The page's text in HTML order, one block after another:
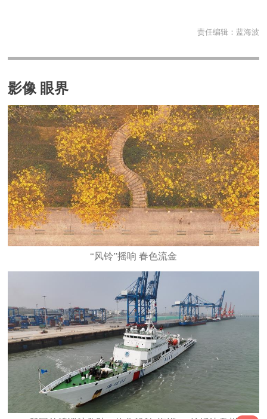
责任编辑： 蓝海波
影像 眼界
“风铃”摇响 春色流金